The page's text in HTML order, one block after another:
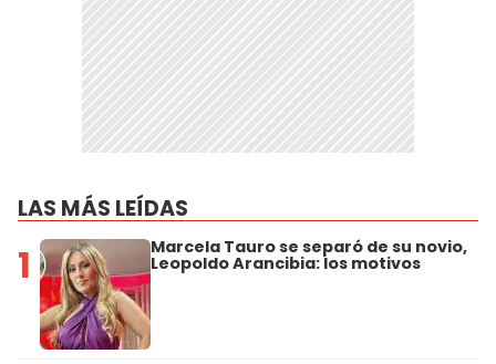
LAS MÁS LEÍDAS
1 Marcela Tauro se separó de su novio,
Leopoldo Arancibia: los motivos